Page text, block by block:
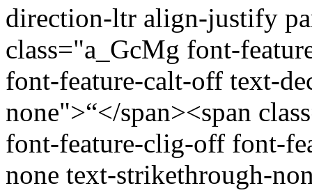
direction-ltr align-justify
class="a_GcMg font-
font-feature-calt-off text-
none">“</span><span
font-feature-clig-off font-
none text-strikethrough-